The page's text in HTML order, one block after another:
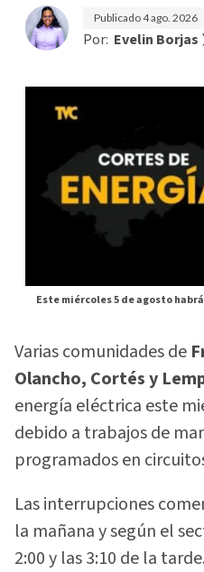
Publicado4 ago. 2026
Por: Evelin Borjas
Este miércoles 5 de agosto
Varias comunidades de
Olancho, Cortés y
energía eléctrica este
debido a trabajos de
programados en
Las interrupciones
la mañana y según el
2:00 y las 3:10 de la tarde.